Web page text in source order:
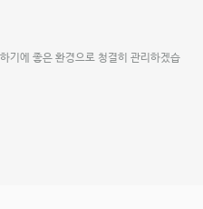
기에 좋은 환경으로 청결히 관리하겠습